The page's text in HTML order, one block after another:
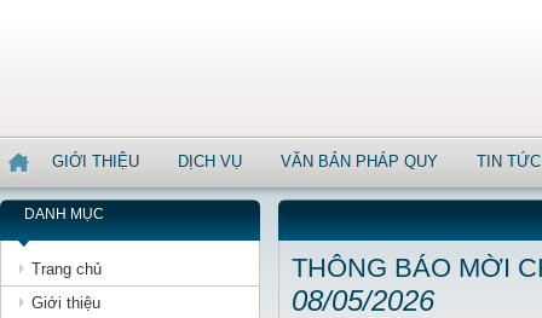
GIỚI THIỆU DỊCH VỤ VĂN BẢN PHÁP QUY TIN TỨC
DANH MỤC
Trang chủ
Giới thiệu
THÔNG BÁO MỜI
08/05/2026